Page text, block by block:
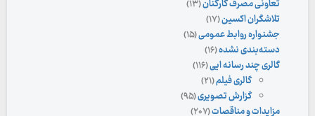
تعاونی مصرف کارکنان(۱۳)
تلاشگران اکسین(۱۷)
جشنواره روابط عمومی(۱۵)
دسته‌بندی نشده(۱۶)
گالری چند رسانه ایی(۱۱۶)
گالری فیلم(۲۱)
گزارش تصویری(۹۵)
مزایدات و مناقصات(۲۰۷)